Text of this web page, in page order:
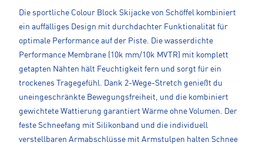
Die sportliche Colour Block Skijacke von Schöffel kombiniert
ein auffälliges Design mit durchdachter Funktionalität für
optimale Performance auf der Piste. Die wasserdichte
Performance Membrane (10k mm/10k MVTR) mit komplett
getapten Nähten hält Feuchtigkeit fern und sorgt für ein
trockenes Tragegefühl. Dank 2-Wege-Stretch genießt du
uneingeschränkte Bewegungsfreiheit, und die kombiniert
gewichtete Wattierung garantiert Wärme ohne Volumen. Der
feste Schneefang mit Silikonband und die individuell
verstellbaren Armabschlüsse mit Armstulpen halten Schnee